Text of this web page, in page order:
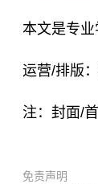
本文是专
运营/排版
注：封面/
免责声明